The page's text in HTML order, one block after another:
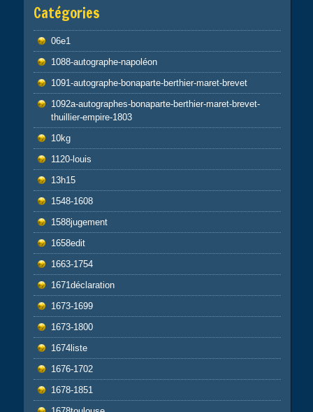
Catégories
06e1
1088-autographe-napoléon
1091-autographe-bonaparte-berthier-maret-brevet
1092a-autographes-bonaparte-berthier-maret-brevet-
thuillier-empire-1803
10kg
1120-louis
13h15
1548-1608
1588jugement
1658edit
1663-1754
1671déclaration
1673-1699
1673-1800
1674liste
1676-1702
1678-1851